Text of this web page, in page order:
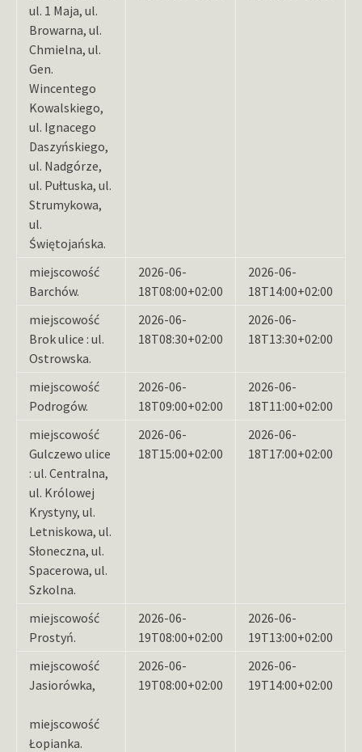
ul. 1 Maja, ul.
Browarna, ul.
Chmielna, ul.
Gen.
Wincentego
Kowalskiego,
ul. Ignacego
Daszyńskiego,
ul. Nadgórze,
ul. Pułtuska, ul.
Strumykowa,
ul.
Świętojańska.
miejscowość
Barchów.
2026-06-
18T08:00+02:00
2026-06-
18T14:00+02:00
miejscowość
Brok ulice : ul.
Ostrowska.
2026-06-
18T08:30+02:00
2026-06-
18T13:30+02:00
miejscowość
Podrogów.
2026-06-
18T09:00+02:00
2026-06-
18T11:00+02:00
miejscowość
Gulczewo ulice
: ul. Centralna,
ul. Królowej
Krystyny, ul.
Letniskowa, ul.
Słoneczna, ul.
Spacerowa, ul.
Szkolna.
2026-06-
18T15:00+02:00
2026-06-
18T17:00+02:00
miejscowość
Prostyń.
2026-06-
19T08:00+02:00
2026-06-
19T13:00+02:00
miejscowość
Jasiorówka,
miejscowość
Łopianka.
2026-06-
19T08:00+02:00
2026-06-
19T14:00+02:00